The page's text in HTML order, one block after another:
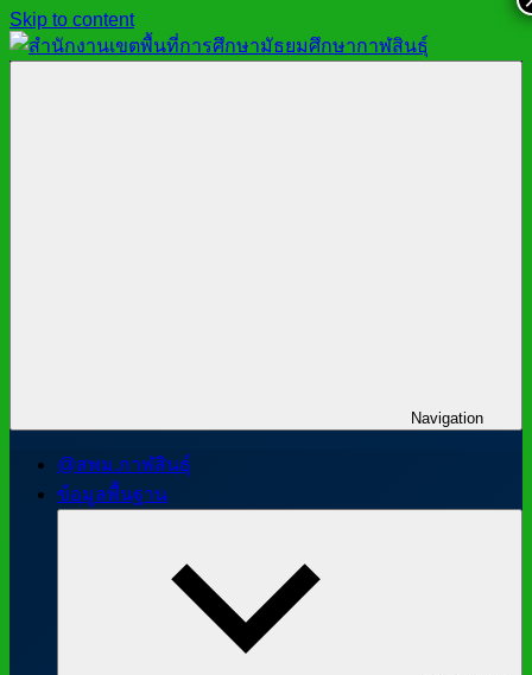
Skip to content
Navigation
@สพม.กาฬสินธุ์
ข้อมูลพื้นฐาน